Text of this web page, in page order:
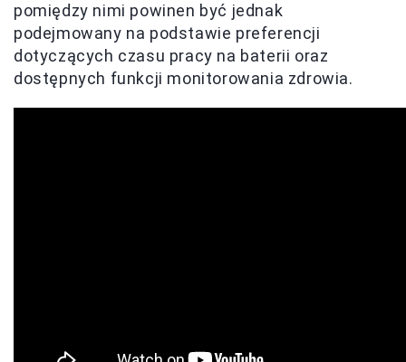
pomiędzy nimi powinen być jednak
podejmowany na podstawie preferencji
dotyczących czasu pracy na baterii oraz
dostępnych funkcji monitorowania zdrowia.